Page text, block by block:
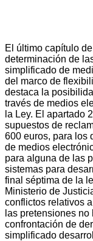
El último capítulo
determinación de
simplificado de
del marco de
destaca la
través de medios
la Ley. El apartado
supuestos de
600 euros, para los
de medios
para alguna de las
sistemas para
final séptima de la
Ministerio de
conflictos relativos
las pretensiones
confrontación de
simplificado